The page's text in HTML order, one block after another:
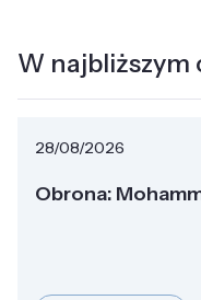
W najbliższym
28/08/2026
Obrona: